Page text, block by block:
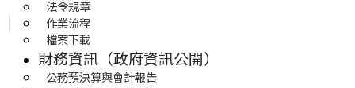
法令規章
作業流程
檔案下載
財務資訊（政府資訊公開）
公務預決算與會計報告